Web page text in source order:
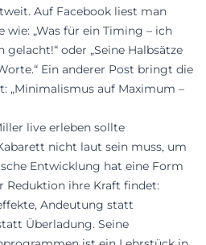
Auf Facebook liest man
„Was für ein Timing – ich
gelacht!“ oder „Seine Halbsätze
Ein anderer Post bringt die
„Minimalismus auf Maximum –
live erleben sollte
nicht laut sein muss, um
Entwicklung hat eine Form
Reduktion ihre Kraft findet:
Andeutung statt
Überladung. Seine